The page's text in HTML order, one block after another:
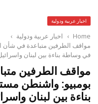
اخبار عربية ودولية
Home
› اخبار عربية ودولية ›
مواقف الطرفين متباعدة في شأن
في وساطة بناءة بين لبنان
مواقف الطرفين
بومبيو: واشنطن
بناءة بين لبنان